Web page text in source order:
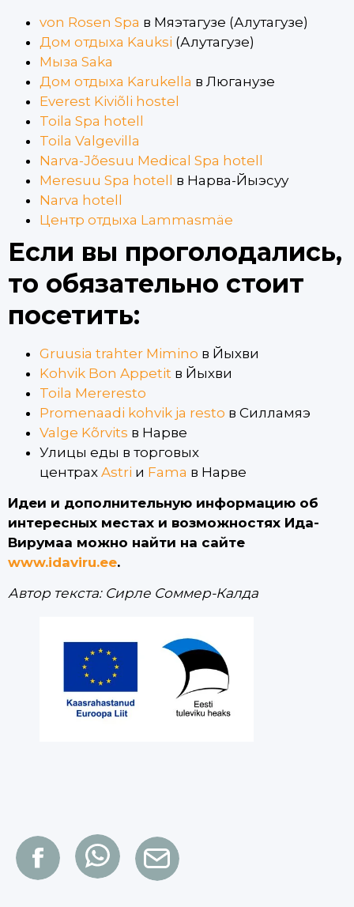
von Rosen Spa в Мяэтагузе (Алутагузе)
Дом отдыха Kauksi (Алутагузе)
Мыза Saka
Дом отдыха Karukella в Люганузе
Everest Kiviõli hostel
Toila Spa hotell
Toila Valgevilla
Narva-Jõesuu Medical Spa hotell
Meresuu Spa hotell в Нарва-Йыэсуу
Narva hotell
Центр отдыха Lammasmäe
Если вы проголодались,
то обязательно стоит
посетить:
Gruusia trahter Mimino в Йыхви
Kohvik Bon Appetit в Йыхви
Toila Mereresto
Promenaadi kohvik ja resto в Силламяэ
Valge Kõrvits в Нарве
Улицы еды в торговых
центрах Astri и Fama в Нарве
Идеи и дополнительную информацию об
интересных местах и возможностях Ида-
Вирумаа можно найти на сайте
www.idaviru.ee.
Автор текста: Сирле Соммер-Калда